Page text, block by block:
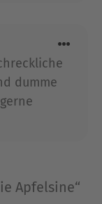
war das
je erlebt
Platz 1 der
Million
und ebenso
dumme
Apfelsine“